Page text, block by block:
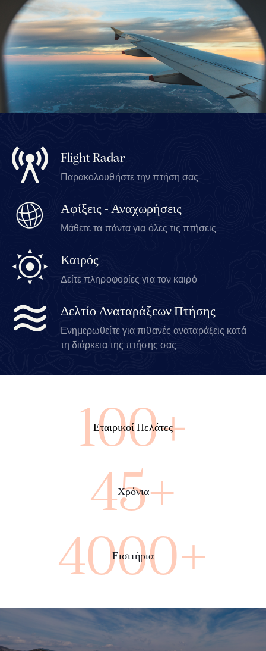
Flight Radar
Παρακολουθήστε την πτήση σας
Αφίξεις - Αναχωρήσεις
Μάθετε τα πάντα για όλες τις πτήσεις
Καιρός
Δείτε πληροφορίες για τον καιρό
Δελτίο Αναταράξεων Πτήσης
Ενημερωθείτε για πιθανές αναταράξεις κατά
τη διάρκεια της πτήσης σας
100+
Εταιρικοί Πελάτες
45+
Χρόνια
4000+
Εισιτήρια